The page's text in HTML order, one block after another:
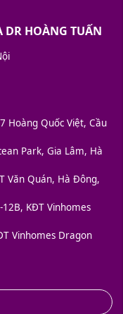
DR HOÀNG TUẤN
Hoàng Quốc Việt, Cầu
Park, Gia Lâm, Hà
Văn Quán, Hà Đông,
KĐT Vinhomes
Vinhomes Dragon